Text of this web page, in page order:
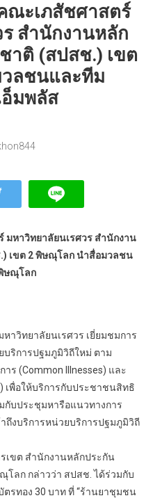
ะเภสัชศาสตร์
สำนักงานหลัก
าติ (สปสช.) เขต
ลชนและทีม
อ็มพลัส
หาวิทยาลัยนเรศวร สำนักงาน
เขต 2 พิษณุโลก นำสื่อมวลชน
ษณุโลก
าวิทยาลัยนเรศวร เยี่ยมชมการ
บริการปฐมภูมิวิถีใหม่ ตาม
ร (Common Illnesses) และ
เพื่อให้บริการกับประชาชนสิทธิ
กับประชุมหารือแนวทางการ
งบริการหน่วยบริการปฐมภูมิวิถี
เขต สำนักงานหลักประกัน
โลก กล่าวว่า สปสช. ได้ร่วมกับ
รทอง 30 บาท ที่ “ร้านยาชุมชน